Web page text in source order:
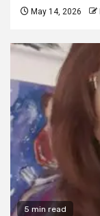
May 14, 2026
5 min read